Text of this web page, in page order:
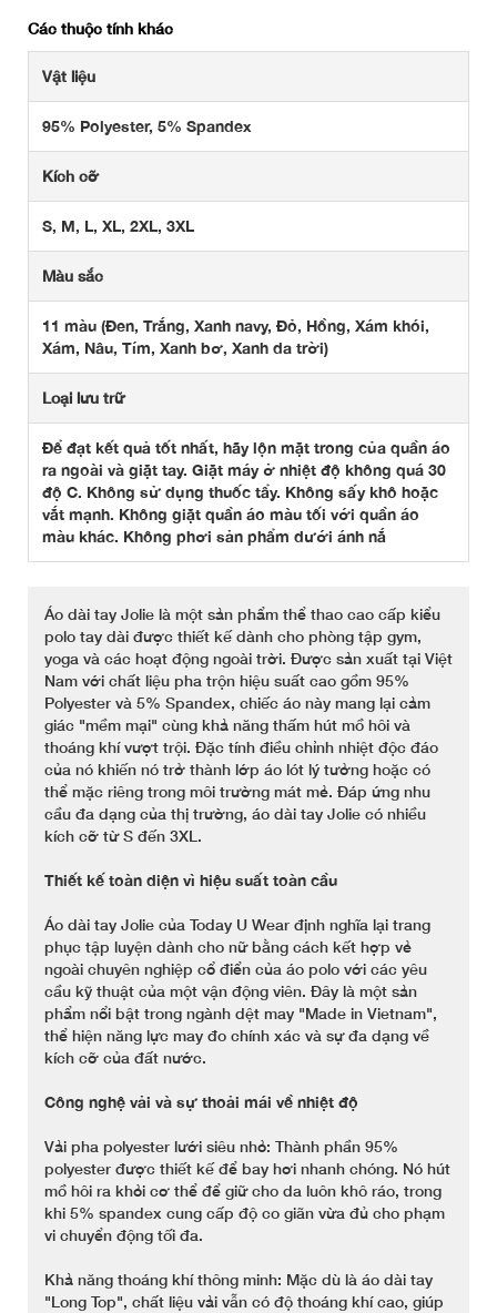
Các thuộc tính khác
Vật liệu
95% Polyester, 5% Spandex
Kích cỡ
S, M, L, XL, 2XL, 3XL
Màu sắc
11 màu (Đen, Trắng, Xanh navy, Đỏ, Hồng, Xám khói,
Xám, Nâu, Tím, Xanh bơ, Xanh da trời)
Loại lưu trữ
Để đạt kết quả tốt nhất, hãy lộn mặt trong của quần áo
ra ngoài và giặt tay. Giặt máy ở nhiệt độ không quá 30
độ C. Không sử dụng thuốc tẩy. Không sấy khô hoặc
vắt mạnh. Không giặt quần áo màu tối với quần áo
màu khác. Không phơi sản phẩm dưới ánh nắ
Áo dài tay Jolie là một sản phẩm thể thao cao cấp kiểu
polo tay dài được thiết kế dành cho phòng tập gym,
yoga và các hoạt động ngoài trời. Được sản xuất tại Việt
Nam với chất liệu pha trộn hiệu suất cao gồm 95%
Polyester và 5% Spandex, chiếc áo này mang lại cảm
giác "mềm mại" cùng khả năng thấm hút mồ hôi và
thoáng khí vượt trội. Đặc tính điều chỉnh nhiệt độc đáo
của nó khiến nó trở thành lớp áo lót lý tưởng hoặc có
thể mặc riêng trong môi trường mát mẻ. Đáp ứng nhu
cầu đa dạng của thị trường, áo dài tay Jolie có nhiều
kích cỡ từ S đến 3XL.
Thiết kế toàn diện vì hiệu suất toàn cầu
Áo dài tay Jolie của Today U Wear định nghĩa lại trang
phục tập luyện dành cho nữ bằng cách kết hợp vẻ
ngoài chuyên nghiệp cổ điển của áo polo với các yêu
cầu kỹ thuật của một vận động viên. Đây là một sản
phẩm nổi bật trong ngành dệt may "Made in Vietnam",
thể hiện năng lực may đo chính xác và sự đa dạng về
kích cỡ của đất nước.
Công nghệ vải và sự thoải mái về nhiệt độ
Vải pha polyester lưới siêu nhỏ: Thành phần 95%
polyester được thiết kế để bay hơi nhanh chóng. Nó hút
mồ hôi ra khỏi cơ thể để giữ cho da luôn khô ráo, trong
khi 5% spandex cung cấp độ co giãn vừa đủ cho phạm
vi chuyển động tối đa.
Khả năng thoáng khí thông minh: Mặc dù là áo dài tay
"Long Top", chất liệu vải vẫn có độ thoáng khí cao, giúp